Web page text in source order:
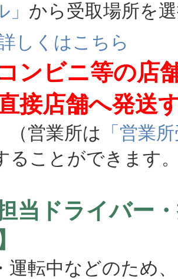
」 から受取場所を
しくはこちら
ンビニ等の店
接店舗へ発送
営業所は 「営業
ることができます
担当ドライバー
転中などのため